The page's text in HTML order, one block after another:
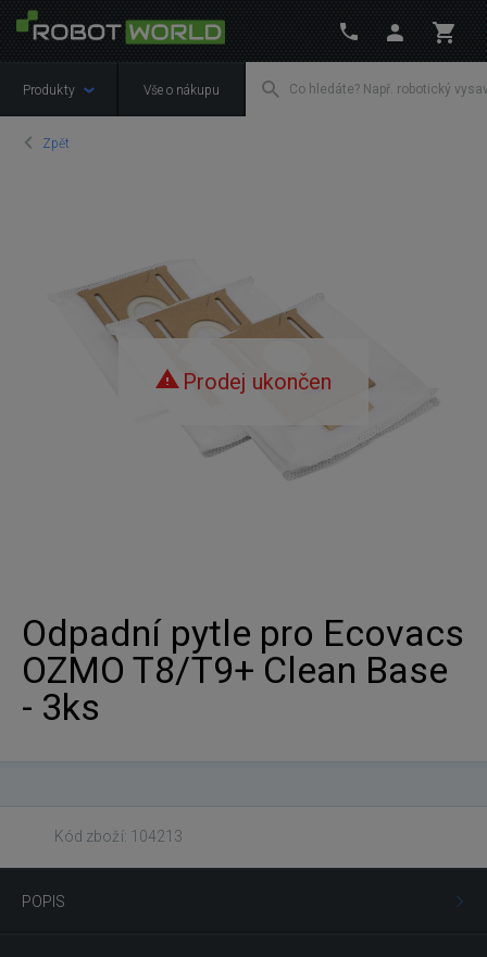
Produkty Vše o nákupu
Zpět
Prodej ukončen
Odpadní pytle pro Ecovacs
OZMO T8/T9+ Clean Base
- 3ks
Kód zboží: 104213
POPIS